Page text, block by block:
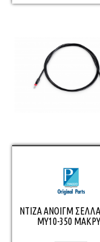
ΝΤΙΖΑ ΑΝΟΙΓΜ
ΜΥ10-350